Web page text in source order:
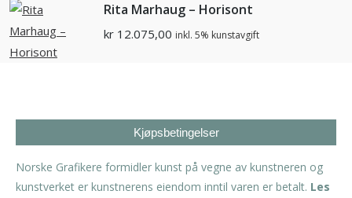
Rita Marhaug – Horisont
kr 12.075,00 inkl. 5% kunstavgift
Kjøpsbetingelser
Norske Grafikere formidler kunst på vegne av kunstneren og
kunstverket er kunstnerens eiendom inntil varen er betalt. Les